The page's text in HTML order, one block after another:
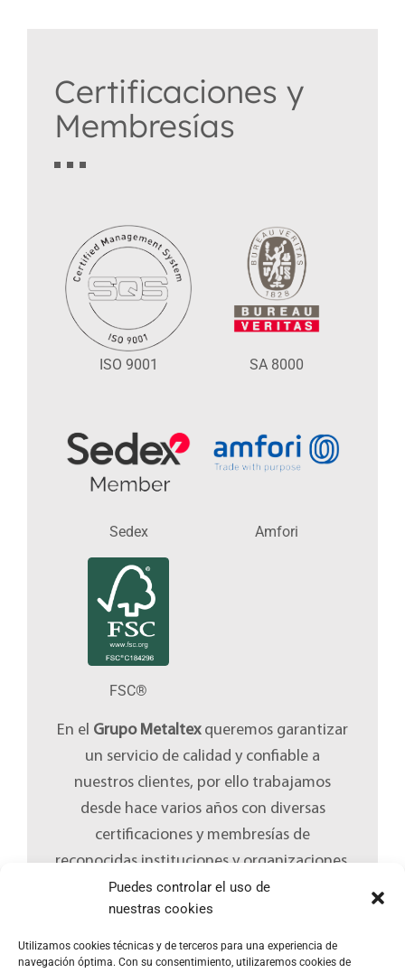
Puedes controlar el uso de
nuestras cookies
Utilizamos cookies técnicas y de terceros para una experiencia de
navegación óptima. Con su consentimiento, utilizaremos cookies de
Certificaciones y
Membresías
ISO 9001 SA 8000
FSC®
Sedex Amfori
En el Grupo Metaltexqueremos garantizar
un servicio de calidad y confiable a
nuestros clientes, por ello trabajamos
desde hace varios años con diversas
certificaciones y membresías de
reconocidas instituciones y organizaciones.